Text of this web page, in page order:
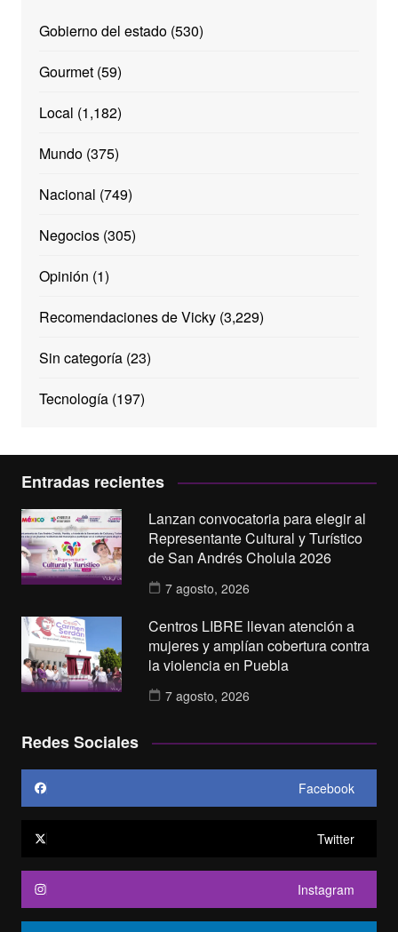
Gobierno del estado(530)
Gourmet(59)
Local (1,182)
Mundo(375)
Nacional (749)
Negocios(305)
Opinión (1)
Recomendaciones de Vicky(3,229)
Sin categoría(23)
Tecnología(197)
Entradas recientes
Lanzan convocatoria para elegir al
Representante Cultural y Turístico
de San Andrés Cholula 2026
7 agosto, 2026
Centros LIBRE llevan atención a
mujeres y amplían cobertura contra
la violencia en Puebla
7 agosto, 2026
Redes Sociales
Facebook
Twitter
Instagram